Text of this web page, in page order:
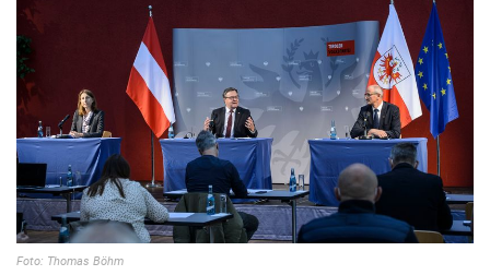
Foto: Thomas Böhm